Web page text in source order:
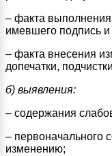
– факта выполнения
имевшего подпись и
– факта внесения
допечатки,
б) выявления:
– содержания
– первоначального
изменению;